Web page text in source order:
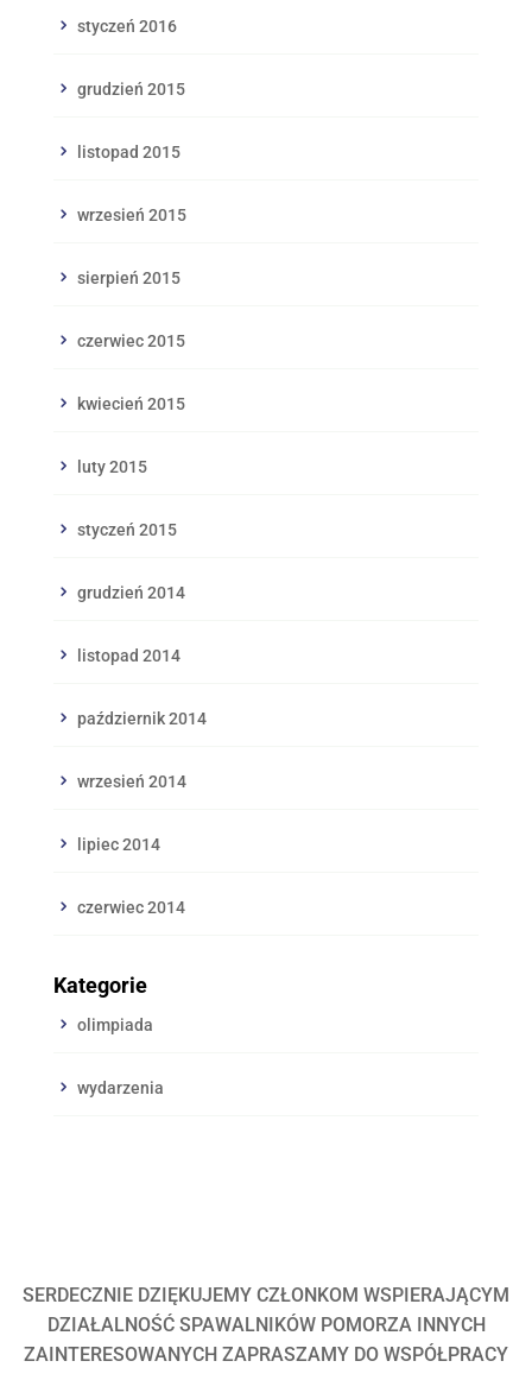
styczeń 2016
grudzień 2015
listopad 2015
wrzesień 2015
sierpień 2015
czerwiec 2015
kwiecień 2015
luty 2015
styczeń 2015
grudzień 2014
listopad 2014
październik 2014
wrzesień 2014
lipiec 2014
czerwiec 2014
Kategorie
olimpiada
wydarzenia
SERDECZNIE DZIĘKUJEMY CZŁONKOM WSPIERAJĄCYM
DZIAŁALNOŚĆ SPAWALNIKÓW POMORZA INNYCH
ZAINTERESOWANYCH ZAPRASZAMY DO WSPÓŁPRACY